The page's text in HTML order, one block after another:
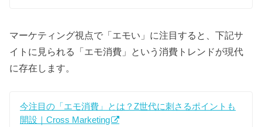
マーケティング視点で「エモい」に注目すると、下記サ
イトに見られる「エモ消費」という消費トレンドが現代
に存在します。
今注目の「エモ消費」とは？Z世代に刺さるポイントも
開設｜Cross Marketing